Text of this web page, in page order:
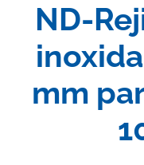
ND-
mm